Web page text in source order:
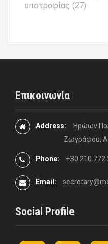
υποτροφίας (27)
Επικοινωνία
Address:
Ηρώων
Ζωγράφου,
Phone: +30 210 772
Email:
Social Profile